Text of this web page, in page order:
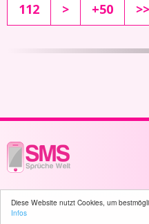
Diese Website nutzt Cookies, um
Infos
112
> +50 >>
© 2003 - 2026 -sms-sprueche-
online